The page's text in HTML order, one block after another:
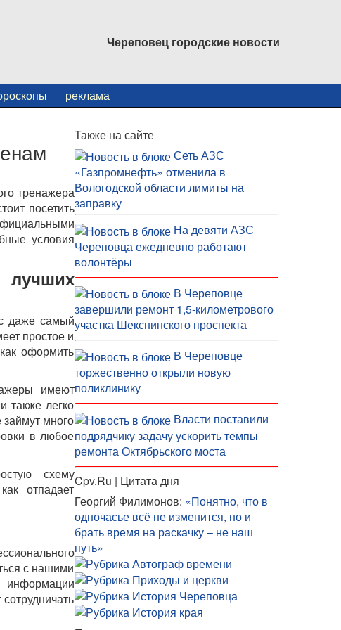
Череповец городские новости
реклама
тренажера
посетить
условия
даже самый
простое и
оформить
имеют
также легко
много
в любое
схему
отпадает
с нашими
информации
Также на сайте
Сеть АЗС
«Газпромнефть» отменила в
Вологодской области лимиты на
заправку
На девяти АЗС
Череповца ежедневно работают
волонтёры
В Череповце
завершили ремонт 1,5-километрового
участка Шекснинского проспекта
В Череповце
торжественно открыли новую
поликлинику
Власти поставили
подрядчику задачу ускорить темпы
ремонта Октябрьского моста
Cpv.Ru | Цитата дня
Георгий Филимонов: «Понятно, что в
одночасье всё не изменится, но и
брать время на раскачку – не наш
путь»